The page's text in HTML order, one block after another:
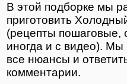
В этой подборке мы
приготовить
(рецепты пошаговые,
иногда и с видео). Мы
все нюансы и
комментарии.